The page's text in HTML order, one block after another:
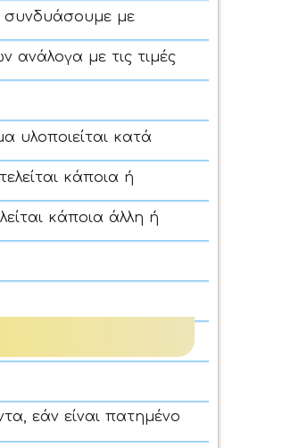
συνδυάσουμε με
ανάλογα με τις τιμές
υλοποιείται κατά
κάποια ή
κάποια άλλη ή
εάν είναι πατημένο